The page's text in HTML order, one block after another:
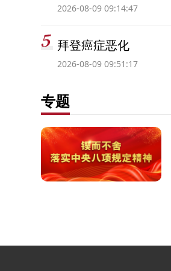
2026-08-09 09:14:47
拜登癌症恶化
2026-08-09 09:51:17
专题